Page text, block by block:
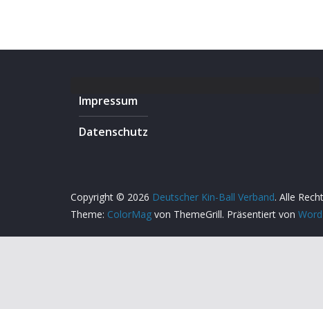
Impressum
Datenschutz
Copyright © 2026 Deutscher Kin-Ball Verband. Alle
Theme: ColorMag von ThemeGrill. Präsentiert von